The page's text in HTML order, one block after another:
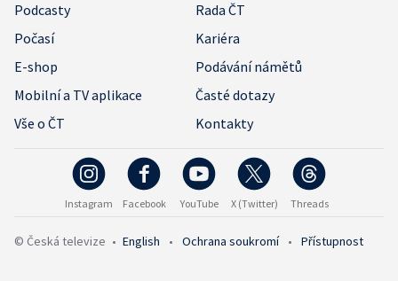
Podcasty
Rada ČT
Počasí
Kariéra
E-shop
Podávání námětů
Mobilní a TV aplikace
Časté dotazy
Vše o ČT
Kontakty
Instagram Facebook YouTube X (Twitter) Threads
© Česká televize • English • Ochrana soukromí • Přístupnost